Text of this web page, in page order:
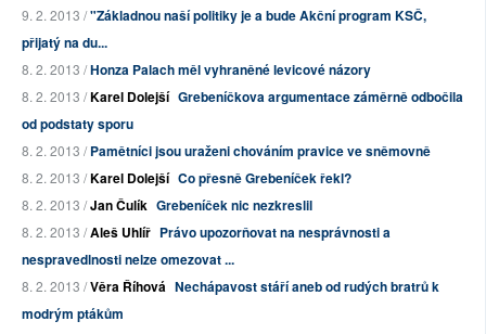
9. 2. 2013 /"Základnou naší politiky je a bude Akční program KSČ,
přijatý na du...
8. 2. 2013 /Honza Palach měl vyhraněné levicové názory
8. 2. 2013 /Karel Dolejší Grebeníčkova argumentace záměrně odbočila
od podstaty sporu
8. 2. 2013 /Pamětníci jsou uraženi chováním pravice ve sněmovně
8. 2. 2013 /Karel Dolejší Co přesně Grebeníček řekl?
8. 2. 2013 /Jan Čulík Grebeníček nic nezkreslil
8. 2. 2013 /Aleš Uhlíř Právo upozorňovat na nesprávnosti a
nespravedlnosti nelze omezovat ...
8. 2. 2013 /Věra Říhová Nechápavost stáří aneb od rudých bratrů k
modrým ptákům